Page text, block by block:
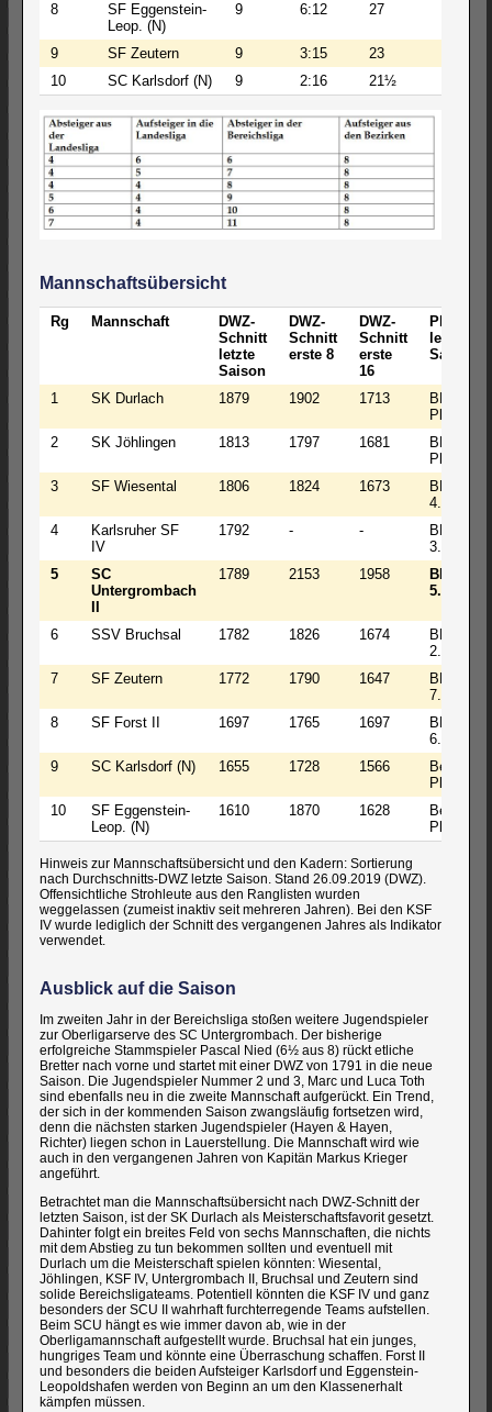
8
SF Eggenstein-
Leop. (N)
9 6:12 27
9 SF Zeutern 9 3:15 23
10
SC Karlsdorf (N) 9 2:16 21½
Mannschaftsübersicht
Rg Mannschaft
DWZ-
Schnitt
letzte
Saison
DWZ-
Schnitt
erste 8
DWZ-
Schnitt
erste
16
Platz
letzte
Saison
1 SK Durlach 1879 1902 1713
BL-4 2.
Platz
2
SK Jöhlingen 1813 1797 1681
BL-4 4.
Platz
3
SF Wiesental 1806 1824 1673
BL-3
4.Platz
4
Karlsruher SF
IV
1792 - -
BL-3
3.Platz
5
SC
Untergrombach
1789 2153 1958
BL-3
5.Platz
6 SSV Bruchsal 1782 1826 1674
BL-3
2.Platz
7
SF Zeutern 1772 1790 1647
BL-3
7.Platz
8
SF Forst II 1697 1765 1697
BL-3
6.Platz
9
SC Karlsdorf (N) 1655 1728 1566
Bez 1.
Platz
10
SF Eggenstein-
Leop. (N)
1610 1870 1628
Bez 2.
Platz
Hinweis zur Mannschaftsübersicht und den Kadern: Sortierung
nach Durchschnitts-DWZ letzte Saison. Stand 26.09.2019 (DWZ).
Offensichtliche Strohleute aus den Ranglisten wurden
weggelassen (zumeist inaktiv seit mehreren Jahren). Bei den KSF
IV wurde lediglich der Schnitt des vergangenen Jahres als Indikator
verwendet.
Ausblick auf die Saison
Im zweiten Jahr in der Bereichsliga stoßen weitere Jugendspieler
zur Oberligarserve des SC Untergrombach. Der bisherige
erfolgreiche Stammspieler Pascal Nied (6½ aus 8) rückt etliche
Bretter nach vorne und startet mit einer DWZ von 1791 in die neue
Saison. Die Jugendspieler Nummer 2 und 3, Marc und Luca Toth
sind ebenfalls neu in die zweite Mannschaft aufgerückt. Ein Trend,
der sich in der kommenden Saison zwangsläufig fortsetzen wird,
denn die nächsten starken Jugendspieler (Hayen & Hayen,
Richter) liegen schon in Lauerstellung. Die Mannschaft wird wie
auch in den vergangenen Jahren von Kapitän Markus Krieger
angeführt.
Betrachtet man die Mannschaftsübersicht nach DWZ-Schnitt der
letzten Saison, ist der SK Durlach als Meisterschaftsfavorit gesetzt.
Dahinter folgt ein breites Feld von sechs Mannschaften, die nichts
mit dem Abstieg zu tun bekommen sollten und eventuell mit
Durlach um die Meisterschaft spielen könnten: Wiesental,
Jöhlingen, KSF IV, Untergrombach II, Bruchsal und Zeutern sind
solide Bereichsligateams. Potentiell könnten die KSF IV und ganz
besonders der SCU II wahrhaft furchterregende Teams aufstellen.
Beim SCU hängt es wie immer davon ab, wie in der
Oberligamannschaft aufgestellt wurde. Bruchsal hat ein junges,
hungriges Team und könnte eine Überraschung schaffen. Forst II
und besonders die beiden Aufsteiger Karlsdorf und Eggenstein-
Leopoldshafen werden von Beginn an um den Klassenerhalt
kämpfen müssen.